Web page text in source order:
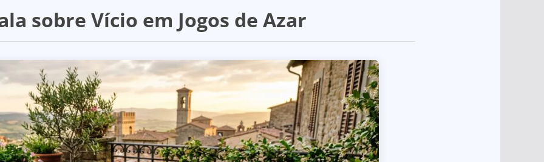
sobre Vício em Jogos de Azar